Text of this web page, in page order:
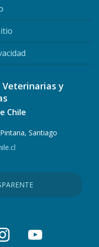
Veterinarias y
Chile
Santiago